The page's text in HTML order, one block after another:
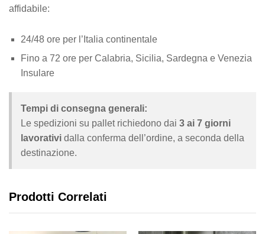
affidabile:
24/48 ore per l’Italia continentale
Fino a 72 ore per Calabria, Sicilia, Sardegna e Venezia
Insulare
Tempi di consegna generali:
Le spedizioni su pallet richiedono dai 3 ai 7 giorni
lavorativi dalla conferma dell’ordine, a seconda della
destinazione.
Prodotti Correlati